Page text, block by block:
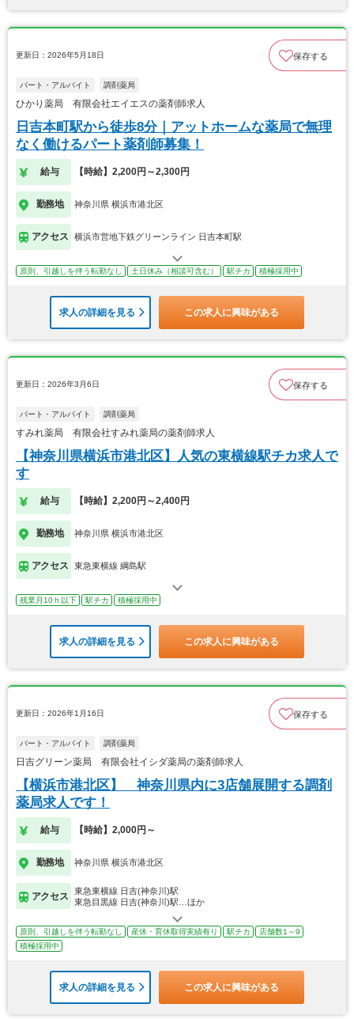
更新日：2026年5月18日 保存する
パート・アルバイト 調剤薬局
ひかり薬局 有限会社エイエスの薬剤師求人
日吉本町駅から徒歩8分｜アットホームな薬局で無理
なく働けるパート薬剤師募集！
給与 【時給】2,200円～2,300円
勤務地 神奈川県 横浜市港北区
アクセス 横浜市営地下鉄グリーンライン 日吉本町駅
原則、引越しを伴う転勤なし 土日休み（相談可含む） 駅チカ 積極採用中
求人の詳細を見る この求人に興味がある
更新日：2026年3月6日 保存する
パート・アルバイト 調剤薬局
すみれ薬局 有限会社すみれ薬局の薬剤師求人
【神奈川県横浜市港北区】人気の東横線駅チカ求人で
す
給与 【時給】2,200円～2,400円
勤務地 神奈川県 横浜市港北区
アクセス 東急東横線 綱島駅
残業月10ｈ以下 駅チカ 積極採用中
求人の詳細を見る この求人に興味がある
更新日：2026年1月16日 保存する
パート・アルバイト 調剤薬局
日吉グリーン薬局 有限会社イシダ薬局の薬剤師求人
【横浜市港北区】 神奈川県内に3店舗展開する調剤
薬局求人です！
給与 【時給】2,000円～
勤務地 神奈川県 横浜市港北区
アクセス
東急東横線 日吉(神奈川)駅
東急目黒線 日吉(神奈川)駅…ほか
原則、引越しを伴う転勤なし 産休・育休取得実績有り 駅チカ
店舗数1～9
積極採用中
求人の詳細を見る この求人に興味がある